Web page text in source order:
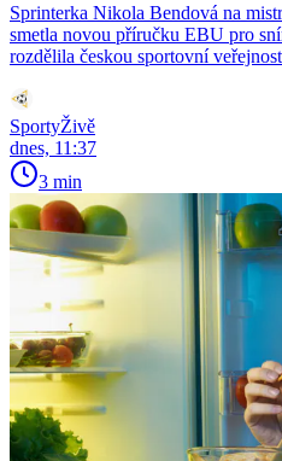
Sprinterka Nikola Bendová na
smetla novou příručku EBU pro
rozdělila českou sportovní
SportyŽivě
dnes, 11:37
3 min